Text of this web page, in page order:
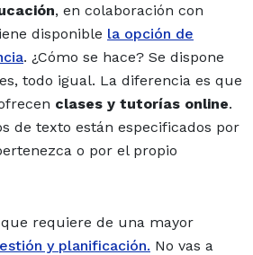
, en colaboración con
disponible la opción de
. ¿Cómo se hace? Se dispone
todo igual. La diferencia es que
clases y tutorías online.
de texto están especificados por
o por el propio
requiere de una mayor
y planificación. No vas a